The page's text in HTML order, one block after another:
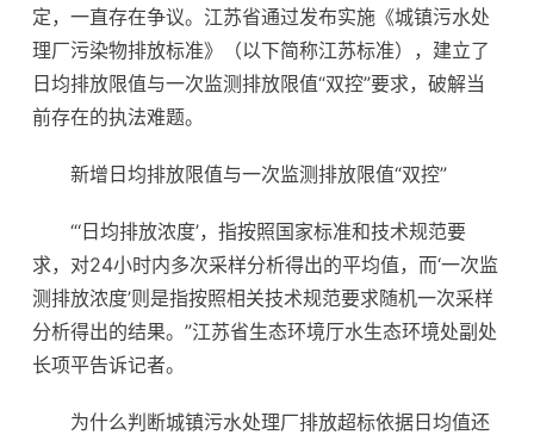
定，一直存在争议。江苏省通过发布实施《城镇污水处
理厂污染物排放标准》（以下简称江苏标准），建立了
日均排放限值与一次监测排放限值“双控”要求，破解当
前存在的执法难题。
新增日均排放限值与一次监测排放限值“双控”
“‘日均排放浓度’，指按照国家标准和技术规范要
求，对24小时内多次采样分析得出的平均值，而‘一次监
测排放浓度’则是指按照相关技术规范要求随机一次采样
分析得出的结果。”江苏省生态环境厅水生态环境处副处
长项平告诉记者。
为什么判断城镇污水处理厂排放超标依据日均值还